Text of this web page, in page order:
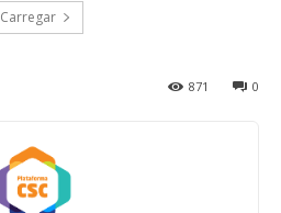
Carregar
0
871